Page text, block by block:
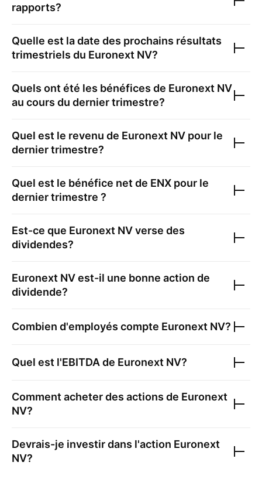
rapports?
Quelle est la date des prochains résultats
trimestriels du Euronext NV?
Quels ont été les bénéfices de Euronext NV
au cours du dernier trimestre?
Quel est le revenu de Euronext NV pour le
dernier trimestre?
Quel est le bénéfice net de ENX pour le
dernier trimestre ?
Est-ce que Euronext NVverse des
dividendes?
Euronext NVest-il une bonne action de
dividende?
Combien d'employés compte Euronext NV?
Quel est l'EBITDA de Euronext NV?
Comment acheter des actions de Euronext
NV?
Devrais-je investir dans l'action Euronext
NV?